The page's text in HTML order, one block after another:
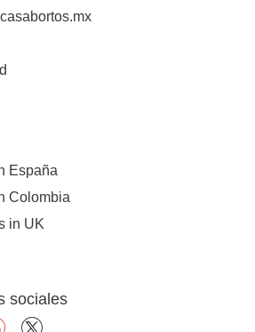
España
Colombia
in UK
sociales
youtube